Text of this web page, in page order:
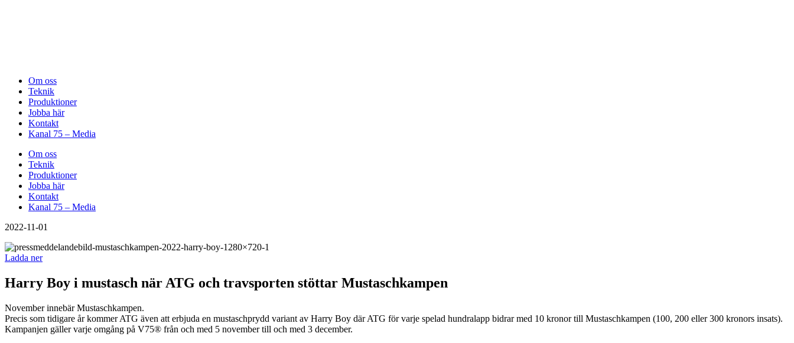
Om oss
Teknik
Produktioner
Jobba här
Kontakt
Kanal 75 – Media
Om oss
Teknik
Produktioner
Jobba här
Kontakt
Kanal 75 – Media
2022-11-01
Ladda ner
Harry Boy i mustasch när ATG och travsporten stöttar Mustaschkampen
November innebär Mustaschkampen.
Precis som tidigare år kommer ATG även att erbjuda en mustaschprydd variant av Harry Boy där ATG för varje spelad hundralapp bidrar med 10 kronor till Mustaschkampen (100, 200 eller 300 kronors insats).
Kampanjen gäller varje omgång på V75® från och med 5 november till och med 3 december.